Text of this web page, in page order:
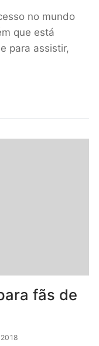
no mundo
que está
para assistir,
fãs de